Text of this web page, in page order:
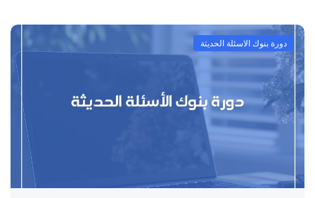
دورة بنوك الاسئلة الحديثة